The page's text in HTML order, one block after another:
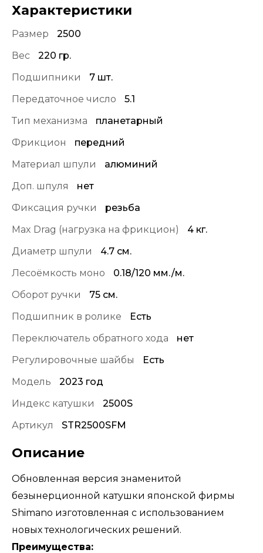
Характеристики
Размер
2500
Вес
220 гр.
Подшипники
7 шт.
Передаточное число
5.1
Тип механизма
планетарный
Фрикцион
передний
Материал шпули
алюминий
Доп. шпуля
нет
Фиксация ручки
резьба
Max Drag (нагрузка на фрикцион)
4 кг.
Диаметр шпули
4.7 см.
Лесоёмкость моно
0.18/120 мм./м.
Оборот ручки
75 см.
Подшипник в ролике
Есть
Переключатель обратного хода
нет
Регулировочные шайбы
Есть
Модель
2023 год
Индекс катушки
2500S
Артикул
STR2500SFM
Описание
Обновленная версия знаменитой
безынерционной катушки японской фирмы
Shimano изготовленная с использованием
новых технологических решений.
Преимущества: